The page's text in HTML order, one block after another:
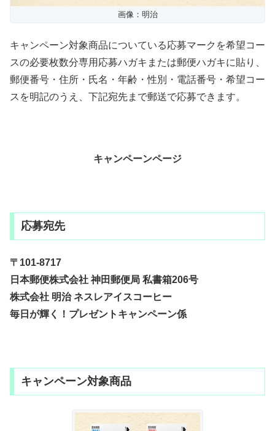
画像：明治
キャンペーン対象商品についている応募マークを希望コー
スの必要枚数分専用応募ハガキまたは郵便ハガキに貼り、
郵便番号・住所・氏名・年齢・性別・電話番号・希望コー
スを明記のうえ、下記宛先まで郵送で応募できます。
キャンペーンページ
応募宛先
〒101-8717
日本郵便株式会社 神田郵便局 私書箱206号
株式会社 明治 ネスレアイスコーヒー
毎日が輝く！プレゼントキャンペーン係
キャンペーン対象商品